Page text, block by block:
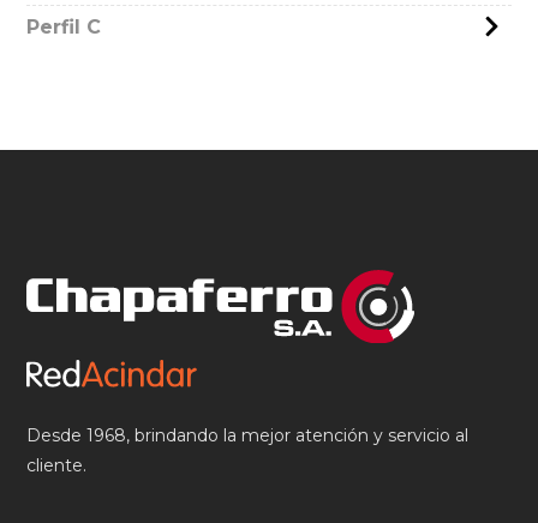
Perfil C
Desde 1968, brindando la mejor atención y servicio al
cliente.